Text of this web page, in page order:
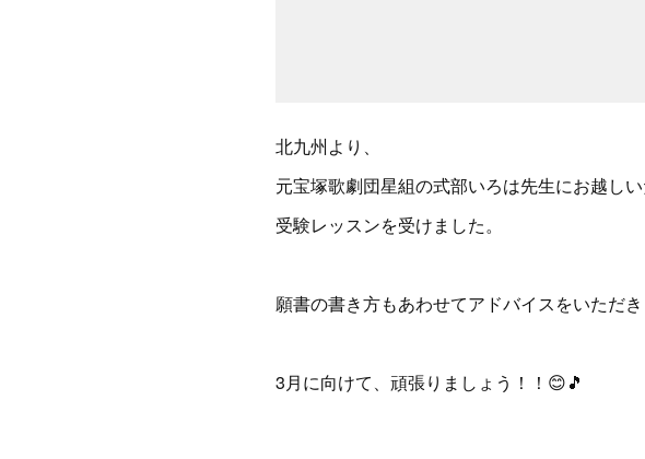
北九州より、
元宝塚歌劇団星組の式部いろは先生にお越しい
受験レッスンを受けました。
願書の書き方もあわせてアドバイスをいただき
3月に向けて、頑張りましょう！！😊🎵